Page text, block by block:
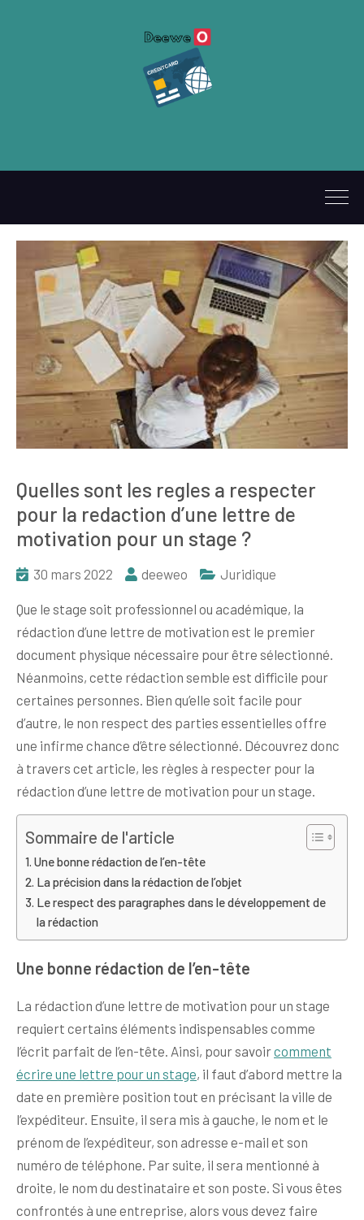
Quelles sont les regles a respecter
pour la redaction d’une lettre de
motivation pour un stage ?
30 mars 2022 deeweo Juridique
Que le stage soit professionnel ou académique, la
rédaction d’une lettre de motivation est le premier
document physique nécessaire pour être sélectionné.
Néanmoins, cette rédaction semble est difficile pour
certaines personnes. Bien qu’elle soit facile pour
d’autre, le non respect des parties essentielles offre
une infirme chance d’être sélectionné. Découvrez donc
à travers cet article, les règles à respecter pour la
rédaction d’une lettre de motivation pour un stage.
Sommaire de l'article
Une bonne rédaction de l’en-tête
La précision dans la rédaction de l’objet
Le respect des paragraphes dans le développement de
la rédaction
Une bonne rédaction de l’en-tête
La rédaction d’une lettre de motivation pour un stage
requiert certains éléments indispensables comme
l’écrit parfait de l’en-tête. Ainsi, pour savoircomment
écrire une lettre pour un stage, il faut d’abord mettre la
date en première position tout en précisant la ville de
l’expéditeur. Ensuite, il sera mis à gauche, le nom et le
prénom de l’expéditeur, son adresse e-mail et son
numéro de téléphone. Par suite, il sera mentionné à
droite, le nom du destinataire et son poste. Si vous êtes
confrontés à une entreprise, alors vous devez faire